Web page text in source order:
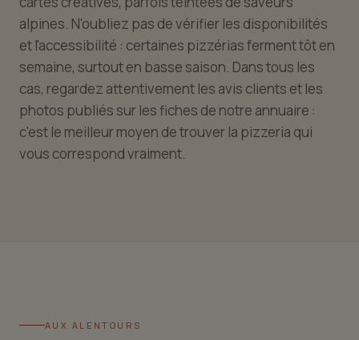
alpines. N'oubliez pas de vérifier les disponibilités
et l'accessibilité : certaines pizzérias ferment tôt en
semaine, surtout en basse saison. Dans tous les
cas, regardez attentivement les avis clients et les
photos publiés sur les fiches de notre annuaire :
c'est le meilleur moyen de trouver la pizzeria qui
vous correspond vraiment.
AUX ALENTOURS